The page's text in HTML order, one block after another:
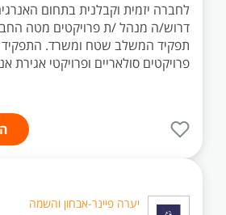
לחברה יזמית וקבלנית בתחום
דרוש/ה מנהל /ת פרויקטים מטה
תפקיד המשלב שטח ומשרד. התפקיד
פרויקטים סולאריים ופרויקטי אגירת
יערה פיינר-אבחון והשמה